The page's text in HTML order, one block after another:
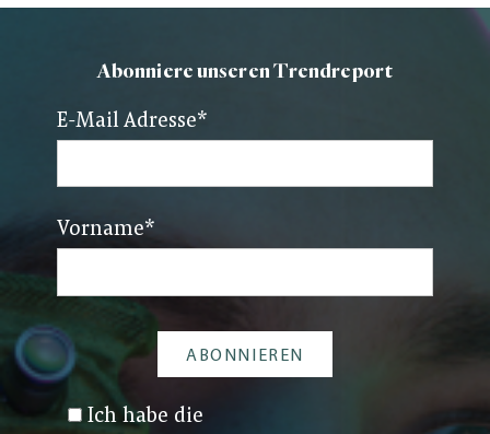
Abonniere unseren Trendreport
E-Mail Adresse*
Vorname*
Ich habe die